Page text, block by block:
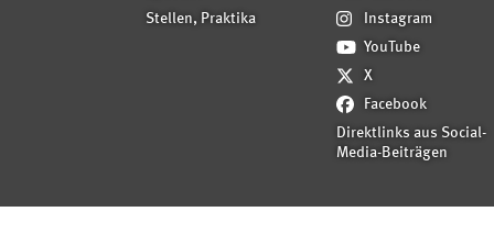
Stellen, Praktika
Instagram
YouTube
X
Facebook
Direktlinks aus Social-
Media-Beiträgen